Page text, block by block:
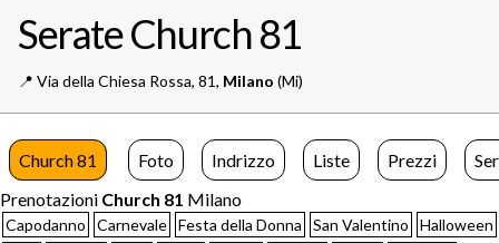
Serate Church 81
📍️ Via della Chiesa Rossa, 81, Milano (Mi)
Church 81 Foto Indrizzo Liste Prezzi
Prenotazioni Church 81 Milano
Capodanno Carnevale Festa della Donna San Valentino
Halloween